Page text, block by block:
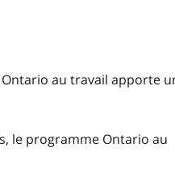
au travail apporte
le programme Ontario au